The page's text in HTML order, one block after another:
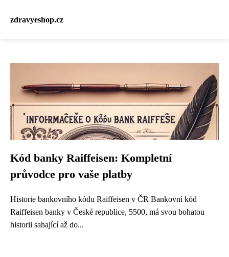
zdravyeshop.cz
Kód banky Raiffeisen: Kompletní
průvodce pro vaše platby
Historie bankovního kódu Raiffeisen v ČR Bankovní kód
Raiffeisen banky v České republice, 5500, má svou bohatou
historii sahající až do...